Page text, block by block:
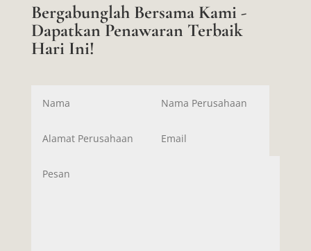
Bergabunglah Bersama Kami -
Dapatkan Penawaran Terbaik
Hari Ini!